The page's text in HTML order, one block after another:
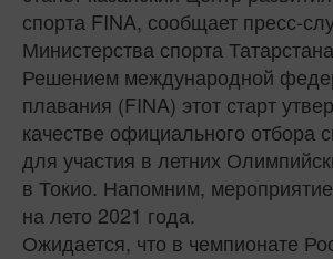
спорта FINA, сообщает пресс-
Министерства спорта
Решением международной
плавания (FINA) этот старт
качестве официального отбора
для участия в летних
в Токио. Напомним,
на лето 2021 года.
Ожидается, что в чемпионате